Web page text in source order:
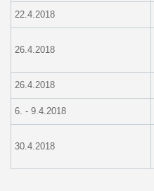
22.4.2018
26.4.2018
26.4.2018
6. - 9.4.2018
30.4.2018